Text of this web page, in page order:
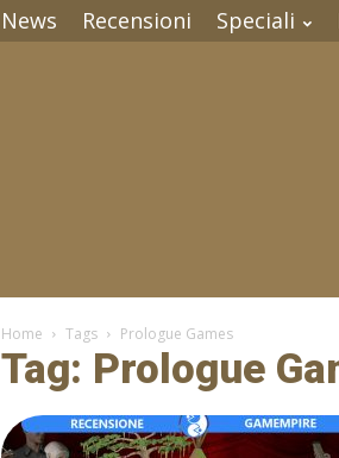
News Recensioni Speciali
Home Tags Prologue Games
Tag: Prologue